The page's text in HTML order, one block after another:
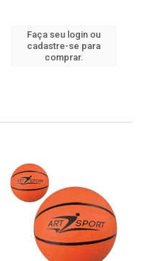
Faça seu login ou
cadastre-se para
comprar.